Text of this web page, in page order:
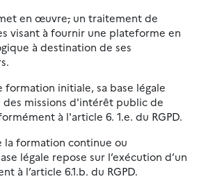
en œuvre, un traitement de
visant à fournir une plateforme en
à destination de ses
formation initiale, sa base légale
des missions d'intérêt public de
à l'article 6. 1.e. du RGPD.
la formation continue ou
légale repose sur l’exécution d’un
à l’article 6.1.b. du RGPD.